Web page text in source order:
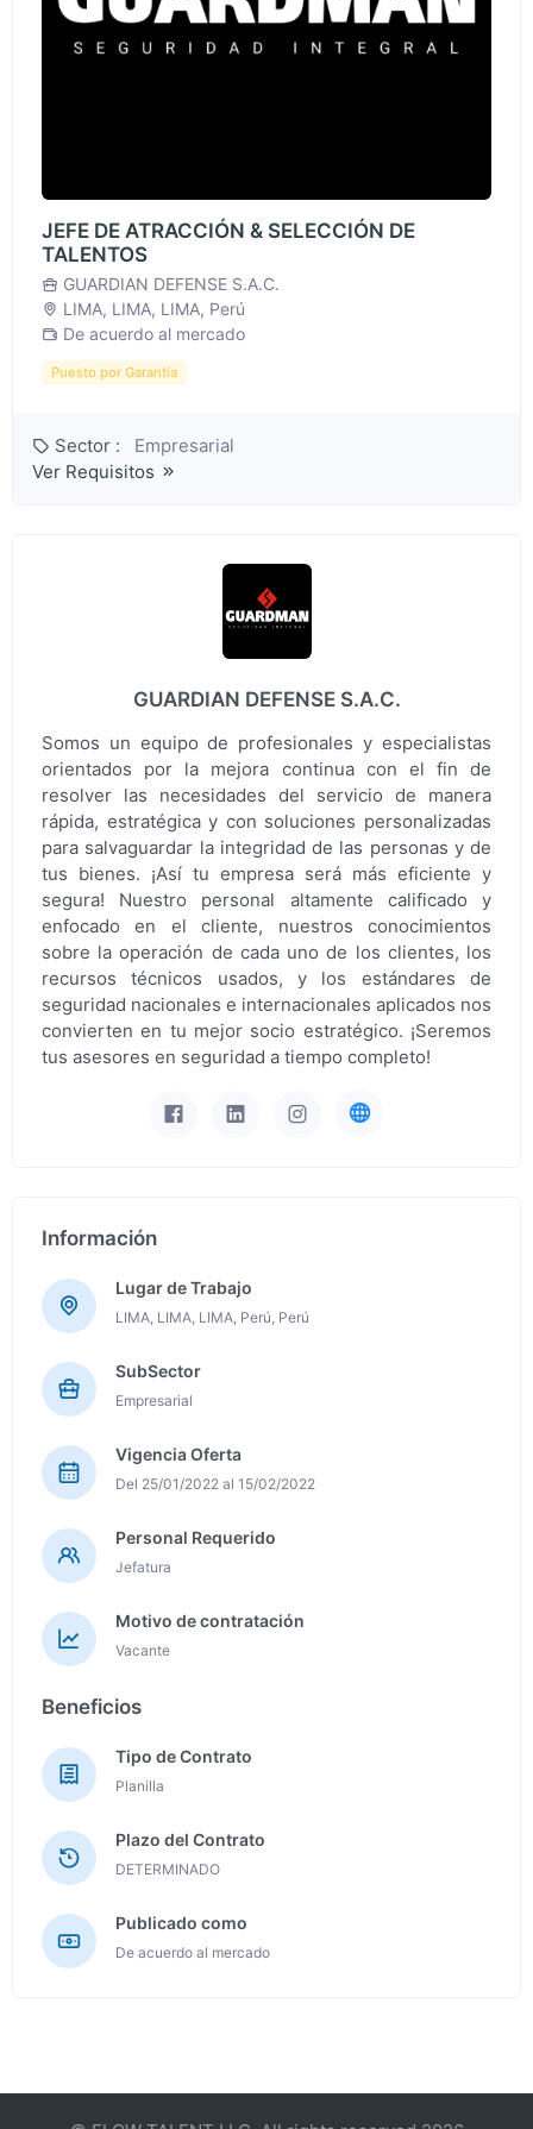
JEFE DE ATRACCIÓN & SELECCIÓN DE
TALENTOS
GUARDIAN DEFENSE S.A.C.
LIMA, LIMA, LIMA, Perú
De acuerdo al mercado
Puesto por Garantía
Sector :
Empresarial
Ver Requisitos
GUARDIAN DEFENSE S.A.C.
Somos un equipo de profesionales y especialistas
orientados por la mejora continua con el fin de
resolver las necesidades del servicio de manera
rápida, estratégica y con soluciones personalizadas
para salvaguardar la integridad de las personas y de
tus bienes. ¡Así tu empresa será más eficiente y
segura! Nuestro personal altamente calificado y
enfocado en el cliente, nuestros conocimientos
sobre la operación de cada uno de los clientes, los
recursos técnicos usados, y los estándares de
seguridad nacionales e internacionales aplicados nos
convierten en tu mejor socio estratégico. ¡Seremos
tus asesores en seguridad a tiempo completo!
Información
Lugar de Trabajo
LIMA, LIMA, LIMA, Perú, Perú
SubSector
Empresarial
Vigencia Oferta
Del 25/01/2022 al 15/02/2022
Personal Requerido
Jefatura
Motivo de contratación
Vacante
Beneficios
Tipo de Contrato
Planilla
Plazo del Contrato
DETERMINADO
Publicado como
De acuerdo al mercado